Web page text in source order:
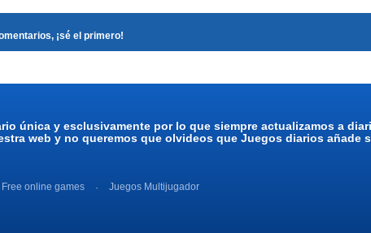
¡sé el primero!
única y esclusivamente por lo que siempre actualizamos a
web y no queremos que olvideos que Juegos diarios
Free online games Juegos Multijugador